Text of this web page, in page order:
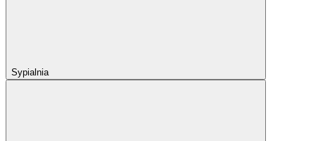
Sypialnia